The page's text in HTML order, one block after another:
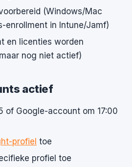
(Windows/Mac
enrollment in Intune/Jamf)
en licenties worden
nog niet actief)
actief
of Google-account om 17:00
profiel toe
profiel toe